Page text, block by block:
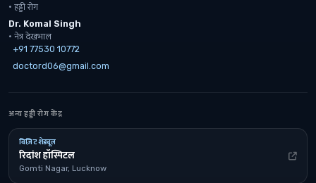
· हड्डी रोग
Dr. Komal Singh
· नेत्र देखभाल
+91 77530 10772
doctord06@gmail.com
अन्य हड्डी रोग केंद्र
विज़िट शेड्यूल
रिदांश हॉस्पिटल
Gomti Nagar, Lucknow